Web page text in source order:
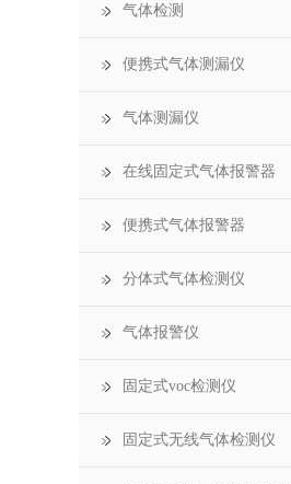
气体检测
便携式气体测漏仪
气体测漏仪
在线固定式气体报警器
便携式气体报警器
分体式气体检测仪
气体报警仪
固定式voc检测仪
固定式无线气体检测仪